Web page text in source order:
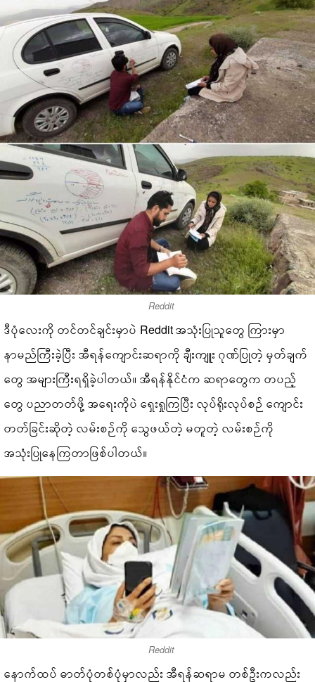
Reddit
ဒီပုံလေးကို တင်တင်ချင်းမှာပဲ Reddit အသုံးပြုသူတွေ ကြားမှာ
နာမည်ကြီးခဲ့ပြီး အီရန်ကျောင်းဆရာကို ချီးကျူး ဂုဏ်ပြုတဲ့ မှတ်ချက်
တွေ အများကြီးရရှိခဲ့ပါတယ်။ အီရန်နိုင်ငံက ဆရာတွေက တပည့်
တွေ ပညာတတ်ဖို့ အရေးကိုပဲ ရှေးရှုကြပြီး လုပ်ရိုးလုပ်စဉ် ကျောင်း
တတ်ခြင်းဆိုတဲ့ လမ်းစဉ်ကို သွေဖယ်တဲ့ မတူတဲ့ လမ်းစဉ်ကို
အသုံးပြုနေကြတာဖြစ်ပါတယ်။
Reddit
နောက်ထပ် ဓာတ်ပုံတစ်ပုံမှာလည်း အီရန်ဆရာမ တစ်ဦးကလည်း